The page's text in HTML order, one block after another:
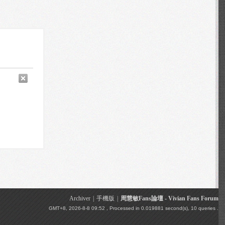
Archiver 手機版 周慧敏Fans論壇 - Vivian Fans Forum
GMT+8, 2026-8-8 09:52 , Processed in 0.019881 second(s), 10 queries .